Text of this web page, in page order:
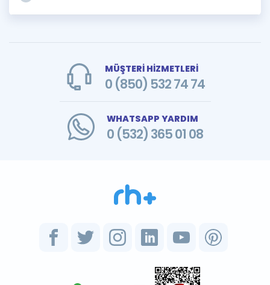
MÜŞTERİ HİZMETLERİ
0 (850) 532 74 74
WHATSAPP YARDIM
0 (532) 365 01 08